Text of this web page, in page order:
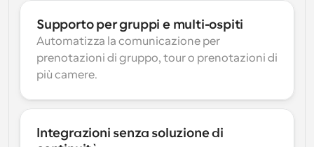
Supporto per gruppi e multi-ospiti
Automatizza la comunicazione per
prenotazioni di gruppo, tour o prenotazioni di
più camere.
Integrazioni senza soluzione di